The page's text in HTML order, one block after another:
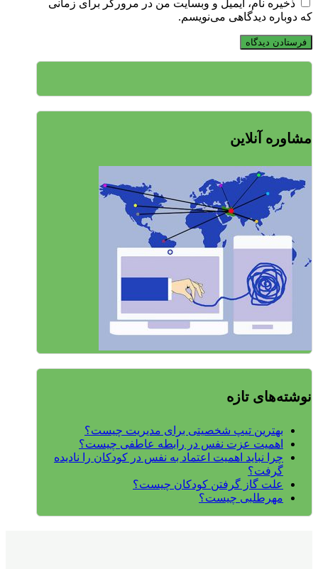
ذخیره نام، ایمیل و وبسایت من در مرورگر برای زمانی
که دوباره دیدگاهی می‌نویسم.
مشاوره آنلاین
نوشته‌های تازه
بهترین تیپ شخصیتی برای مدیریت چیست؟
اهمیت عزت نفس در رابطه عاطفی چیست؟
چرا نباید اهمیت اعتماد به نفس در کودکان را نادیده
گرفت؟
علت گاز گرفتن کودکان چیست؟
مهرطلبی چیست؟